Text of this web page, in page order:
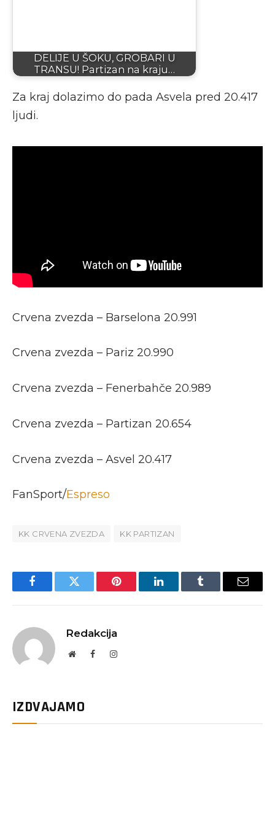
DELIJE U ŠOKU, GROBARI U
TRANSU! Partizan na kraju…
Za kraj dolazimo do pada Asvela pred 20.417
ljudi.
Crvena zvezda – Barselona 20.991
Crvena zvezda – Pariz 20.990
Crvena zvezda – Fenerbahče 20.989
Crvena zvezda – Partizan 20.654
Crvena zvezda – Asvel 20.417
FanSport/Espreso
KK CRVENA ZVEZDA KK PARTIZAN
FacebookTwitter Pinterest LinkedInTumblr Email
Redakcija
WebsiteFacebookInstagram
IZDVAJAMO